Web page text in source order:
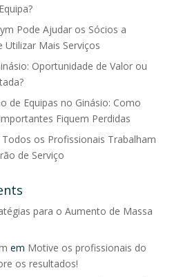
Pode Ajudar os Sócios a
Utilizar Mais Serviços
Oportunidade de Valor ou
de Equipas no Ginásio: Como
Fiquem Perdidas
os Profissionais Trabalham
de Serviço
para o Aumento de Massa
em Motive os profissionais do
os resultados!